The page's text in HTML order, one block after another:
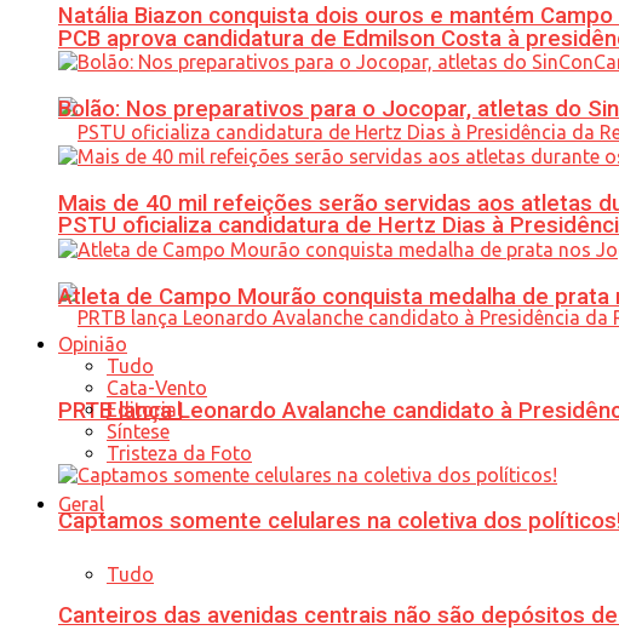
PCB aprova candidatura de Edmilson Costa à
PSTU oficializa candidatura de Hertz Dias à
PRTB lança Leonardo Avalanche candidato à
Geral
Tudo
Natália Biazon conquista dois ouros e mantém
Bolão: Nos preparativos para o Jocopar, atletas do
Mais de 40 mil refeições serão servidas aos atletas
Atleta de Campo Mourão conquista medalha de
Opinião
Tudo
Cata-Vento
Editorial
Síntese
Tristeza da Foto
Captamos somente celulares na coletiva dos
Canteiros das avenidas centrais não são depósitos